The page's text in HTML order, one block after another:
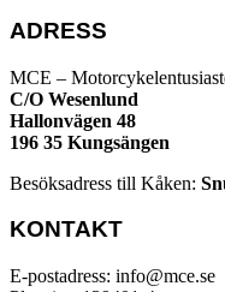
ADRESS
MCE –
C/O Wesenlund
Hallonvägen 48
196 35 Kungsängen
Besöksadress till Kåken:
KONTAKT
E-postadress: info@mce.se